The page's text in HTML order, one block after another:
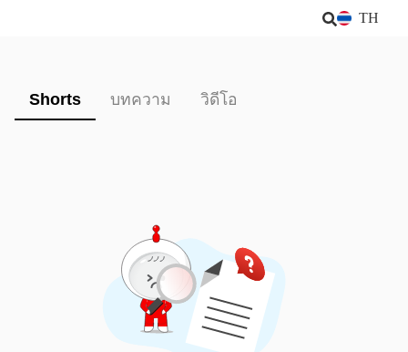
TH
Shorts บทความ วิดีโอ